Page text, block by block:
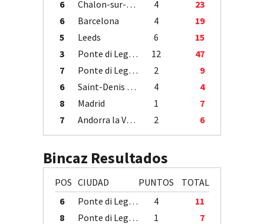
6 Chalon-sur-Saône 4
23
6
Barcelona 4
19
5
Leeds 6
15
3
Ponte di Legno 12
47
7
Ponte di Legno 2
9
6
Saint-Denis / Île de la Réunion 4
4
8
Madrid 1
7
7
Andorra la Vella 2 6
Bincaz Resultados
POS CIUDAD PUNTOS
TOTAL
6
Ponte di Legno 4
11
8
Ponte di Legno 1
7